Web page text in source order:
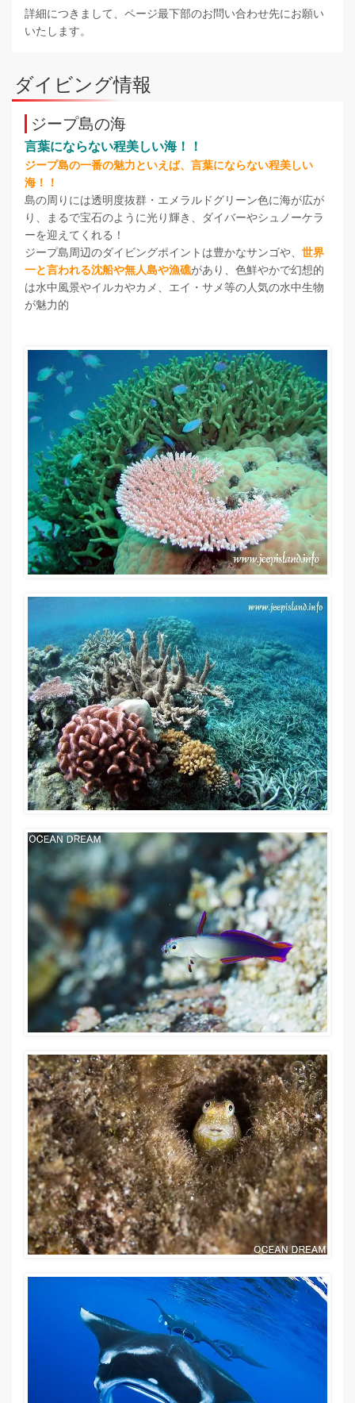
詳細につきまして、ページ最下部のお問い合わせ先にお願い
いたします。
ダイビング情報
ジープ島の海
言葉にならない程美しい海！！
ジープ島の一番の魅力といえば、言葉にならない程美しい
海！！
島の周りには透明度抜群・エメラルドグリーン色に海が広が
り、まるで宝石のように光り輝き、ダイバーやシュノーケラ
ーを迎えてくれる！
ジープ島周辺のダイビングポイントは豊かなサンゴや、 世界
一と言われる沈船や無人島や漁礁があり、色鮮やかで幻想的
は水中風景やイルカやカメ、エイ・サメ等の人気の水中生物
が魅力的